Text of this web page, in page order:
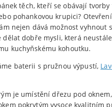
těch, kteří se obávají
pohankovou krupici?
nejen dává možnost
dělat dobře mysli, která
kuchyňskému kohoutku.
baterii s pružnou výpustí,
je umístění dřezu pod
pokrytým vysoce kvalitním